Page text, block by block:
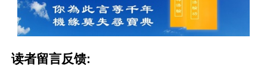
读者留言反馈: